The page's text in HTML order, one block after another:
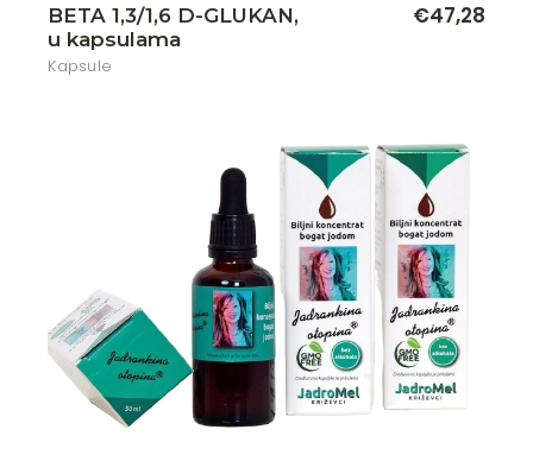
BETA 1,3/1,6 D-GLUKAN,
u kapsulama
Kapsule
€47,28